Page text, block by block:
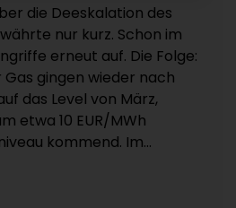
die Deeskalation des
nur kurz. Schon im
erneut auf. Die Folge:
gingen wieder nach
das Level von März,
etwa 10 EUR/MWh
kommend. Im...